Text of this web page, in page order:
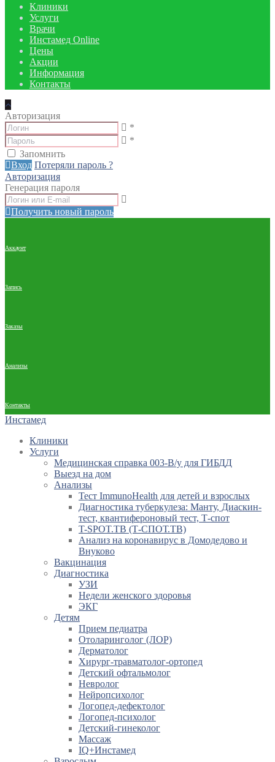
Клиники
Услуги
Врачи
Инстамед Online
Цены
Акции
Информация
Контакты
Авторизация
*
*
Запомнить
Вход Потеряли пароль ?
Авторизация
Генерация пароля
Получить новый пароль
Аккаунт
Запись
Заказы
Анализы
Контакты
Инстамед
Клиники
Услуги
Медицинская справка 003-В/у для ГИБДД
Выезд на дом
Анализы
Тест ImmunoHealth для детей и взрослых
Диагностика туберкулеза: Манту, Диаскин-
тест, квантифероновый тест, Т-спот
T-SPOT.TB (Т-СПОТ.ТВ)
Анализ на коронавирус в Домодедово и
Внуково
Вакцинация
Диагностика
УЗИ
Недели женского здоровья
ЭКГ
Детям
Прием педиатра
Отоларинголог (ЛОР)
Дерматолог
Хирург-травматолог-ортопед
Детский офтальмолог
Невролог
Нейропсихолог
Логопед-дефектолог
Логопед-психолог
Детский-гинеколог
Массаж
IQ+Инстамед